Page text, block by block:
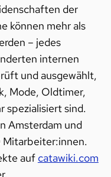
der
können mehr als
– jedes
internen
und ausgewählt,
Mode, Oldtimer,
spezialisiert sind.
Amsterdam und
auf catawiki.com